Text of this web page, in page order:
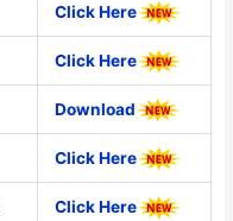
Click Here
Click Here
Download
Click Here
Click Here